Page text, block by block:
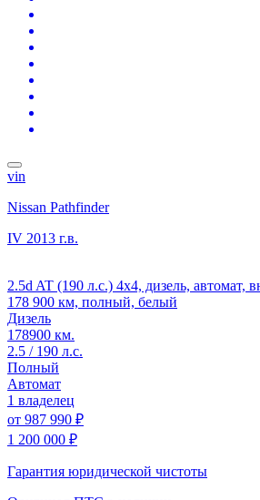
vin
Nissan Pathfinder
IV 2013 г.в.
2.5d AT (190 л.с.) 4x4, дизель, автомат,
178 900 км, полный, белый
Дизель
178900 км.
2.5 / 190 л.с.
Полный
Автомат
1 владелец
от 987 990 ₽
1 200 000 ₽
Гарантия юридической чистоты